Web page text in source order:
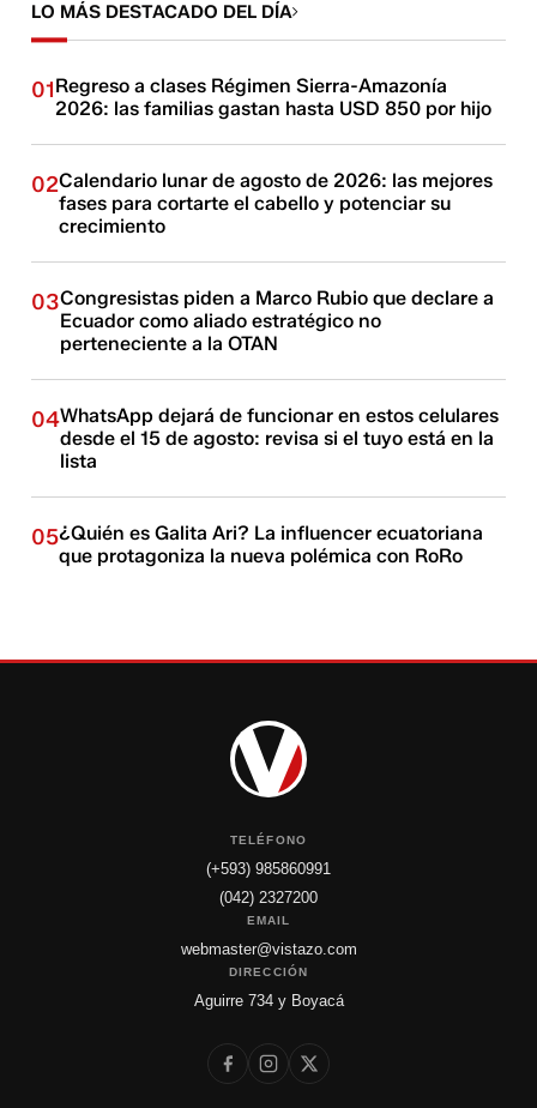
LO MÁS DESTACADO DEL DÍA
01Regreso a clases Régimen Sierra-Amazonía
2026: las familias gastan hasta USD 850 por hijo
02Calendario lunar de agosto de 2026: las mejores
fases para cortarte el cabello y potenciar su
crecimiento
03Congresistas piden a Marco Rubio que declare a
Ecuador como aliado estratégico no
perteneciente a la OTAN
04WhatsApp dejará de funcionar en estos celulares
desde el 15 de agosto: revisa si el tuyo está en la
lista
05¿Quién es Galita Ari? La influencer ecuatoriana
que protagoniza la nueva polémica con RoRo
TELÉFONO
(+593) 985860991
(042) 2327200
EMAIL
webmaster@vistazo.com
DIRECCIÓN
Aguirre 734 y Boyacá